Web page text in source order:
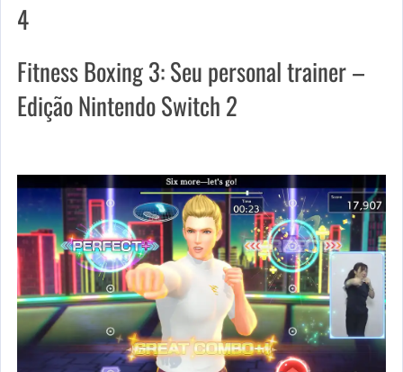
4
Fitness Boxing 3: Seu personal trainer –
Edição Nintendo Switch 2